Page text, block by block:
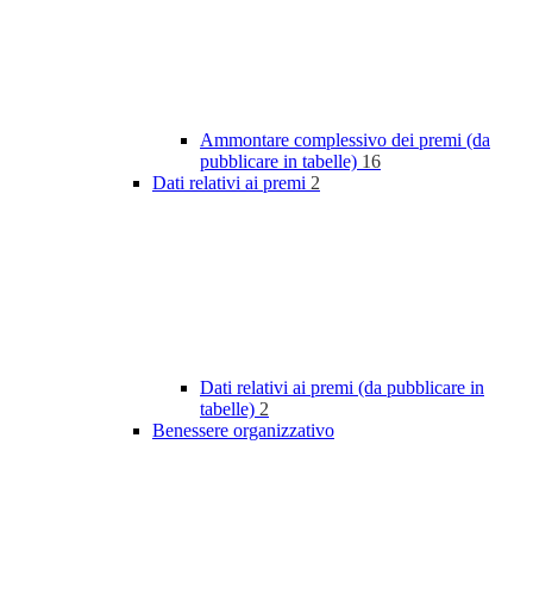
Ammontare complessivo dei premi (da
pubblicare in tabelle) 16
Dati relativi ai premi 2
Dati relativi ai premi (da pubblicare in
tabelle) 2
Benessere organizzativo